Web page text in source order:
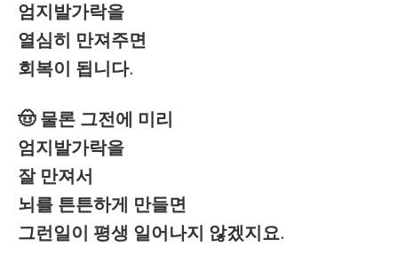
엄지발가락을
열심히 만져주면
회복이 됩니다.
🤠 물론 그전에 미리
엄지발가락을
잘 만져서
뇌를 튼튼하게 만들면
그런일이 평생 일어나지 않겠지요.